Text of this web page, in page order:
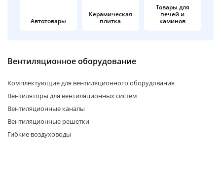
Автотовары
Керамическая
плитка
Товары для
печей и
каминов
Вентиляционное оборудование
Комплектующие для вентиляционного оборудования
Вентиляторы для вентиляционных систем
Вентиляционные каналы
Вентиляционные решетки
Гибкие воздуховоды